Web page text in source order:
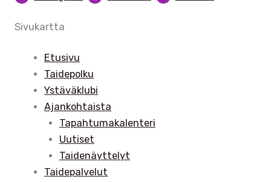
Sivukartta
Etusivu
Taidepolku
Ystäväklubi
Ajankohtaista
Tapahtumakalenteri
Uutiset
Taidenäyttelyt
Taidepalvelut